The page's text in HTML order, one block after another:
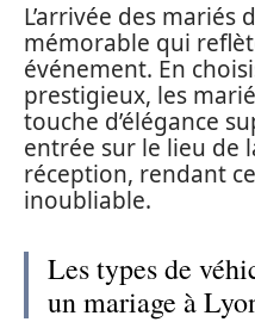
L’arrivée des
mémorable qui
événement. En
prestigieux, les
touche d’élégance
entrée sur le lieu de
réception, rendant
inoubliable.
Les types de
un mariage à